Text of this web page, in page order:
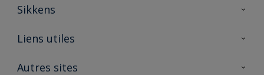
Sikkens
A propos de Sikkens
Liens utiles
Ouvrir un magasin PASS
Autres sites